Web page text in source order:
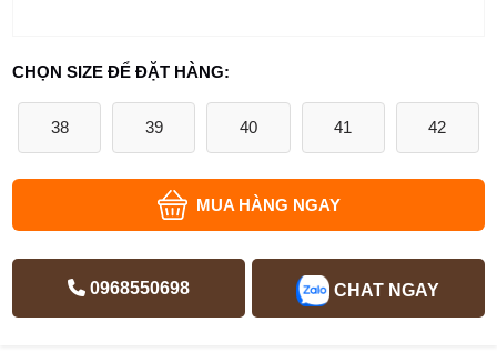
CHỌN SIZE ĐỂ ĐẶT HÀNG:
38 39 40 41 42
MUA HÀNG NGAY
0968550698 CHAT NGAY